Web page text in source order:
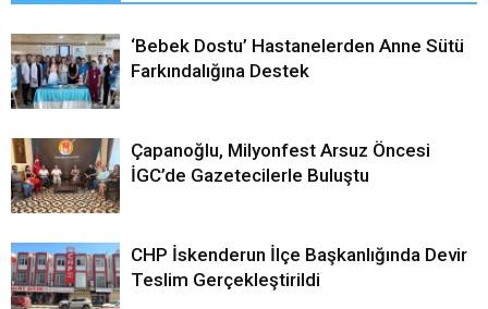
‘Bebek Dostu’ Hastanelerden Anne Sütü
Farkındalığına Destek
Çapanoğlu, Milyonfest Arsuz Öncesi
İGC’de Gazetecilerle Buluştu
CHP İskenderun İlçe Başkanlığında Devir
Teslim Gerçekleştirildi